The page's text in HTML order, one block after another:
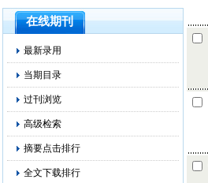
在线期刊
最新录用
当期目录
过刊浏览
高级检索
摘要点击排行
全文下载排行